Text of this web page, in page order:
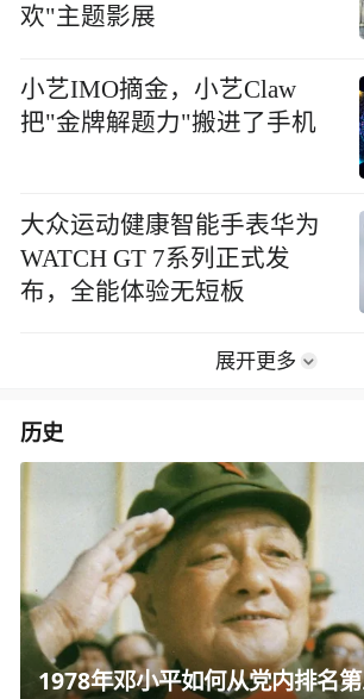
欢"主题影展
小艺IMO摘金，小艺Claw
把"金牌解题力"搬进了手机
大众运动健康智能手表华为
WATCH GT 7系列正式发
布，全能体验无短板
展开更多
历史